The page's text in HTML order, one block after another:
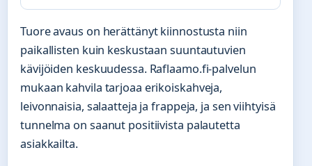
Tuore avaus on herättänyt kiinnostusta niin
paikallisten kuin keskustaan suuntautuvien
kävijöiden keskuudessa. Raflaamo.fi-palvelun
mukaan kahvila tarjoaa erikoiskahveja,
leivonnaisia, salaatteja ja frappeja, ja sen viihtyisä
tunnelma on saanut positiivista palautetta
asiakkailta.